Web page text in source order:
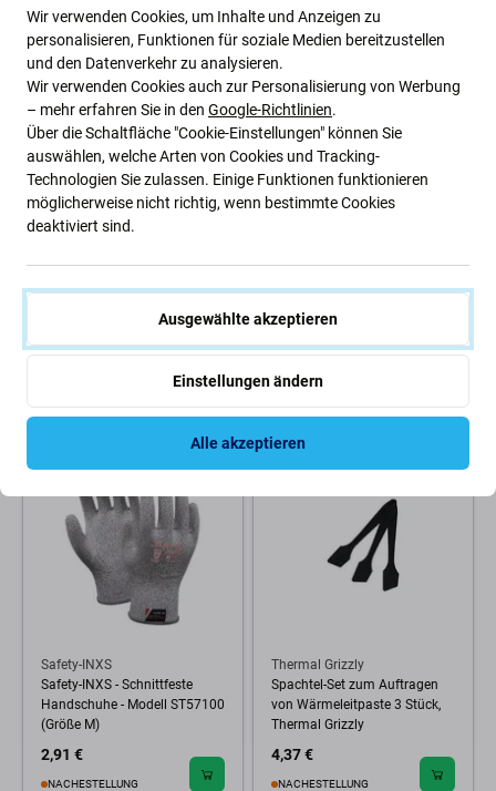
AUF LAGER 3 Stk NACHESTELLUNG
Druckverschlussbeutel (Print) -
Druckverschlussbeutel (Print) -
Safety-INXS
Safety-INXS - Schnittfeste
Handschuhe - Modell ST57100
(Größe M)
2,91 €
NACHESTELLUNG
Thermal Grizzly
Spachtel-Set zum Auftragen
von Wärmeleitpaste 3 Stück,
Thermal Grizzly
4,37 €
NACHESTELLUNG
Wir verwenden Cookies, um Inhalte und Anzeigen zu
personalisieren, Funktionen für soziale Medien bereitzustellen
und den Datenverkehr zu analysieren.
Wir verwenden Cookies auch zur Personalisierung von Werbung
– mehr erfahren Sie in den Google-Richtlinien.
Über die Schaltfläche "Cookie-Einstellungen" können Sie
auswählen, welche Arten von Cookies und Tracking-
Technologien Sie zulassen. Einige Funktionen funktionieren
möglicherweise nicht richtig, wenn bestimmte Cookies
deaktiviert sind.
Ausgewählte akzeptieren
Einstellungen ändern
Alle akzeptieren